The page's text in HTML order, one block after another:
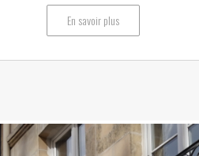
En savoir plus